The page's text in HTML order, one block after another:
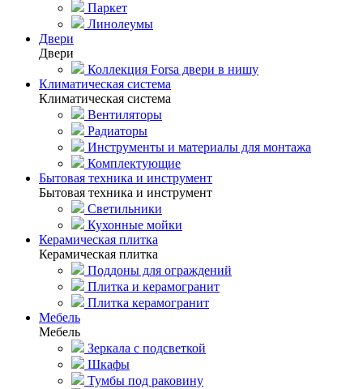
Паркет
Линолеумы
Двери
Двери
Коллекция Forsa двери в нишу
Климатическая система
Климатическая система
Вентиляторы
Радиаторы
Инструменты и материалы для монтажа
Комплектующие
Бытовая техника и инструмент
Бытовая техника и инструмент
Светильники
Кухонные мойки
Керамическая плитка
Керамическая плитка
Поддоны для ограждений
Плитка и керамогранит
Плитка керамогранит
Мебель
Мебель
Зеркала с подсветкой
Шкафы
Тумбы под раковину